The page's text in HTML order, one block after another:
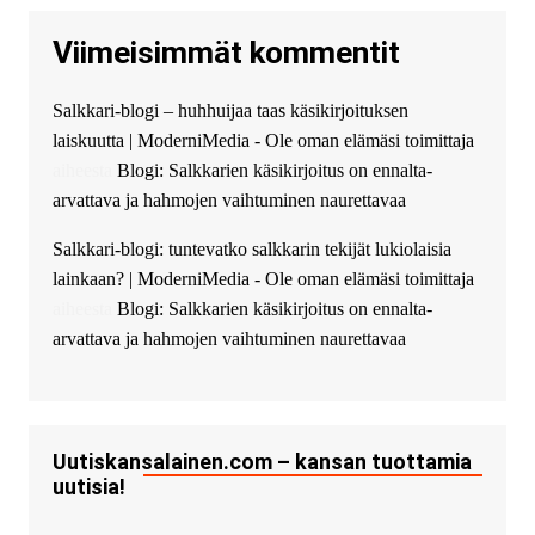
guest_4889 :Cmon Suomi 👏
The Admin: High five! You’ve
successfully installed Simple
Ajax Chat.
Viimeisimmät kommentit
Salkkari-blogi – huhhuijaa taas käsikirjoituksen
laiskuutta | ModerniMedia - Ole oman elämäsi toimittaja
Blogi: Salkkarien käsikirjoitus on ennalta-
arvattava ja hahmojen vaihtuminen naurettavaa
Salkkari-blogi: tuntevatko salkkarin tekijät lukiolaisia
lainkaan? | ModerniMedia - Ole oman elämäsi toimittaja
Blogi: Salkkarien käsikirjoitus on ennalta-
arvattava ja hahmojen vaihtuminen naurettavaa
Uutiskansalainen.com – kansan tuottamia
uutisia!